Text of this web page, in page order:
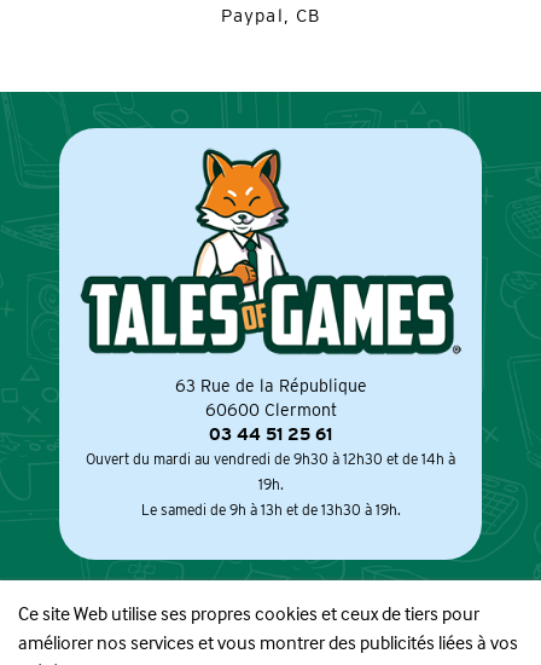
Paypal, CB
63 Rue de la République
60600 Clermont
03 44 51 25 61
Ouvert du mardi au vendredi de 9h30 à 12h30 et de 14h à
19h.
Le samedi de 9h à 13h et de 13h30 à 19h.
À PROPOS
Ce site Web utilise ses propres cookies et ceux de tiers pour
améliorer nos services et vous montrer des publicités liées à vos